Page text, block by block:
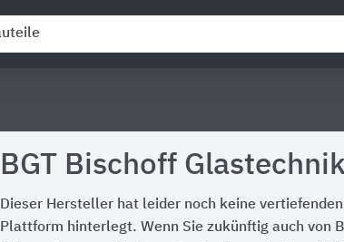
BGT Bischoff
Dieser Hersteller hat leider noch keine
Plattform hinterlegt. Wenn Sie zukünftig auch von